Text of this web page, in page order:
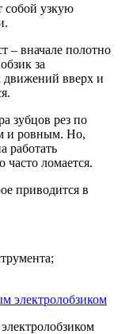
собой узкую
– вначале полотно
за
движений вверх и
зубцов рез по
и ровным. Но,
работать
часто ломается.
приводится в